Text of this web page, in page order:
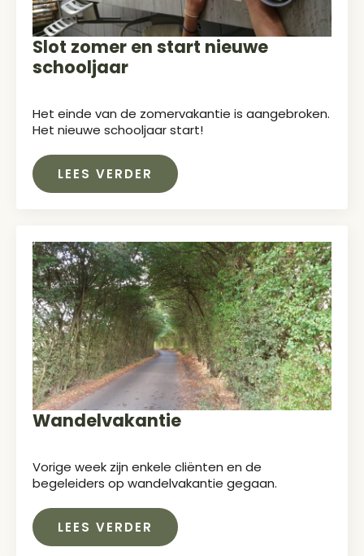
Slot zomer en start nieuwe
schooljaar
Het einde van de zomervakantie is aangebroken.
Het nieuwe schooljaar start!
LEES VERDER
Wandelvakantie
Vorige week zijn enkele cliënten en de
begeleiders op wandelvakantie gegaan.
LEES VERDER